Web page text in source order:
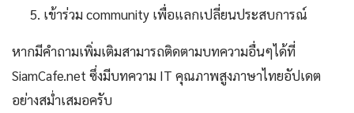
เข้าร่วม community เพื่อแลกเปลี่ยนประสบการณ์
หากมีคำถามเพิ่มเติมสามารถติดตามบทความอื่นๆได้ที่
SiamCafe.net ซึ่งมีบทความ IT คุณภาพสูงภาษาไทยอัปเดต
อย่างสม่ำเสมอครับ